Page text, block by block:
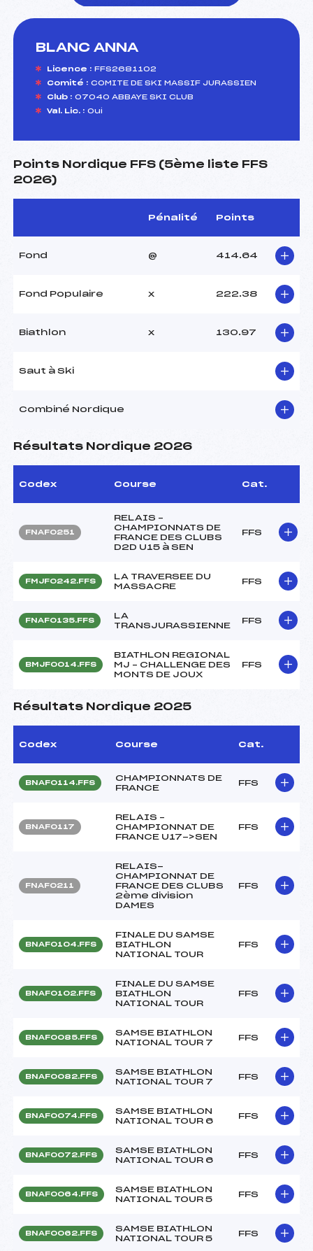
BLANC ANNA
Licence : FFS2681102
Comité : COMITE DE SKI MASSIF JURASSIEN
Club : 07040 ABBAYE SKI CLUB
Val. Lic. : Oui
Points Nordique FFS (5ème liste FFS
2026)
Pénalité Points
Fond @ 414.64
Fond Populaire x 222.38
Biathlon x 130.97
Saut à Ski
Combiné Nordique
Résultats Nordique 2026
Codex Course Cat.
FNAF0251
RELAIS –
CHAMPIONNATS DE
FRANCE DES CLUBS
D2D U15 à SEN
FFS
FMJF0242.FFS
LA TRAVERSEE DU
MASSACRE
FFS
FNAF0135.FFS
LA
TRANSJURASSIENNE
FFS
BMJF0014.FFS
BIATHLON REGIONAL
MJ – CHALLENGE DES
MONTS DE JOUX
FFS
Résultats Nordique 2025
Codex Course Cat.
BNAF0114.FFS
CHAMPIONNATS DE
FRANCE
FFS
BNAF0117
RELAIS –
CHAMPIONNAT DE
FRANCE U17->SEN
FFS
FNAF0211
RELAIS-
CHAMPIONNAT DE
FRANCE DES CLUBS
2ème division
DAMES
FFS
BNAF0104.FFS
FINALE DU SAMSE
BIATHLON
NATIONAL TOUR
FFS
BNAF0102.FFS
FINALE DU SAMSE
BIATHLON
NATIONAL TOUR
FFS
BNAF0085.FFS
SAMSE BIATHLON
NATIONAL TOUR 7
FFS
BNAF0082.FFS
SAMSE BIATHLON
NATIONAL TOUR 7
FFS
BNAF0074.FFS
SAMSE BIATHLON
NATIONAL TOUR 6
FFS
BNAF0072.FFS
SAMSE BIATHLON
NATIONAL TOUR 6
FFS
BNAF0064.FFS
SAMSE BIATHLON
NATIONAL TOUR 5
FFS
BNAF0062.FFS
SAMSE BIATHLON
NATIONAL TOUR 5
FFS